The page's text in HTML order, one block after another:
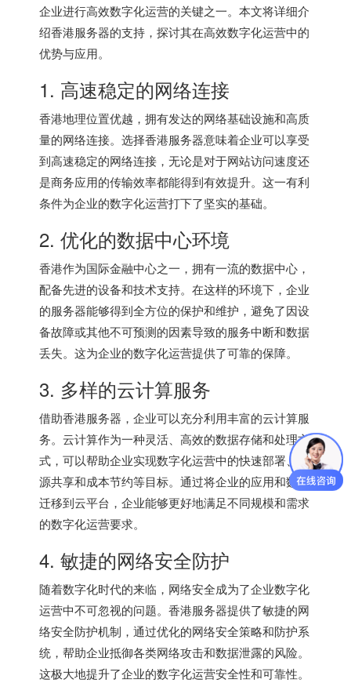
企业进行高效数字化运营的关键之一。本文将详细介
绍香港服务器的支持，探讨其在高效数字化运营中的
优势与应用。
1. 高速稳定的网络连接
香港地理位置优越，拥有发达的网络基础设施和高质
量的网络连接。选择香港服务器意味着企业可以享受
到高速稳定的网络连接，无论是对于网站访问速度还
是商务应用的传输效率都能得到有效提升。这一有利
条件为企业的数字化运营打下了坚实的基础。
2. 优化的数据中心环境
香港作为国际金融中心之一，拥有一流的数据中心，
配备先进的设备和技术支持。在这样的环境下，企业
的服务器能够得到全方位的保护和维护，避免了因设
备故障或其他不可预测的因素导致的服务中断和数据
丢失。这为企业的数字化运营提供了可靠的保障。
3. 多样的云计算服务
借助香港服务器 ，企业可以充分利用丰富的云计算服
务。云计算作为一种灵活、高效的数据存储和处理方
式，可以帮助企业实现数字化运营中的快速部署、资
源共享和成本节约等目标。通过将企业的应用和数据
迁移到云平台，企业能够更好地满足不同规模和需求
的数字化运营要求。
4. 敏捷的网络安全防护
随着数字化时代的来临，网络安全成为了企业数字化
运营中不可忽视的问题。 香港服务器提供了敏捷的网
络安全防护机制，通过优化的网络安全策略和防护系
统，帮助企业抵御各类网络攻击和数据泄露的风险。
这极大地提升了企业的数字化运营安全性和可靠性。